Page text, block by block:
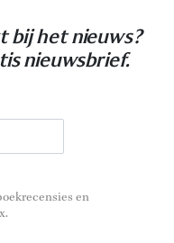
bij het nieuws?
nieuwsbrief.
en